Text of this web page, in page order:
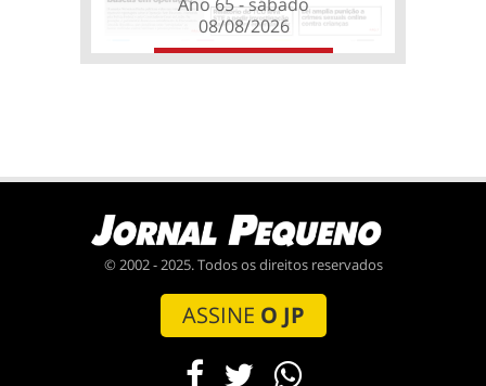
08/08/2026
© 2002 - 2025. Todos os direitos reservados
ASSINE O JP